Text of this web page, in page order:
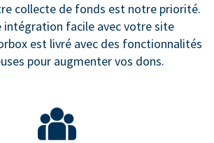
collecte de fonds est notre priorité.
intégration facile avec votre site
est livré avec des fonctionnalités
pour augmenter vos dons.